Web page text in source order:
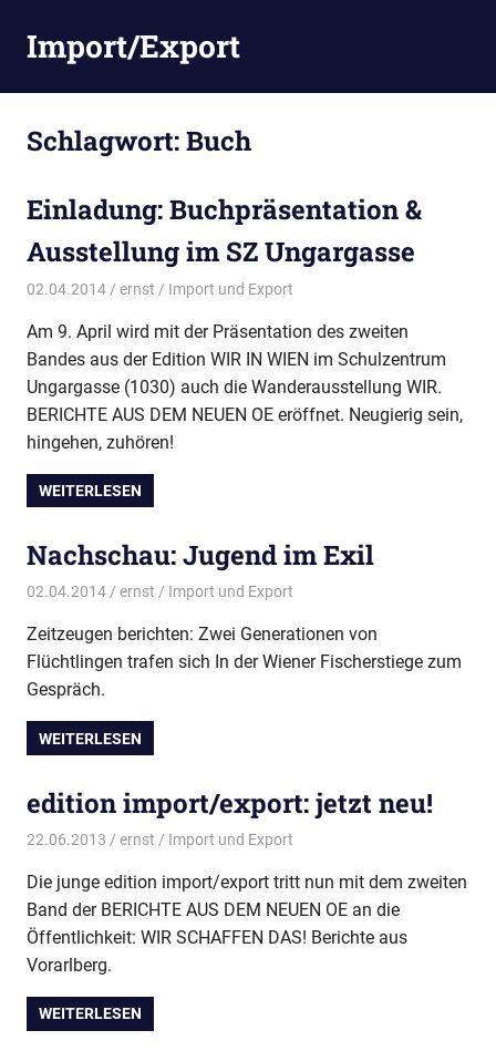
InhaltImport/Export
Schlagwort:Buch
Einladung: Buchpräsentation &
Ausstellung im SZ Ungargasse
02.04.2014 ernst Import und Export
Am 9. April wird mit der Präsentation des zweiten
Bandes aus der Edition WIR IN WIEN im Schulzentrum
Ungargasse (1030) auch die Wanderausstellung WIR.
BERICHTE AUS DEM NEUEN OE eröffnet. Neugierig sein,
hingehen, zuhören!
WEITERLESEN
Nachschau: Jugend im Exil
02.04.2014 ernst Import und Export
Zeitzeugen berichten: Zwei Generationen von
Flüchtlingen trafen sich In der Wiener Fischerstiege zum
Gespräch.
WEITERLESEN
edition import/export: jetzt neu!
22.06.2013 ernst Import und Export
Die junge edition import/export tritt nun mit dem zweiten
Band der BERICHTE AUS DEM NEUEN OE an die
Öffentlichkeit: WIR SCHAFFEN DAS! Berichte aus
Vorarlberg.
WEITERLESEN